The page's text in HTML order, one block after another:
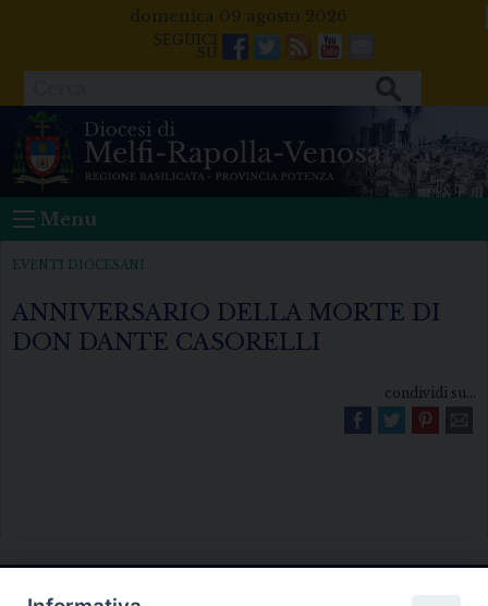
domenica 09 agosto 2026
Facebook
Twitter
FeedsYoutube
Mail
Menu
EVENTI DIOCESANI
ANNIVERSARIO DELLA MORTE DI
DON DANTE CASORELLI
condividi su...